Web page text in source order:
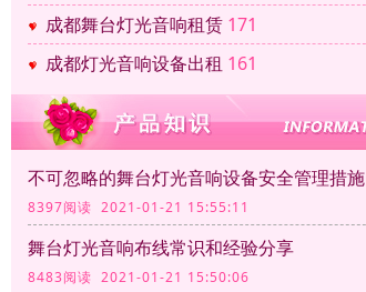
成都舞台灯光音响租赁 171
成都灯光音响设备出租 161
不可忽略的舞台灯光音响设备安全管理措施
8397阅读 2021-01-21 15:55:11
舞台灯光音响布线常识和经验分享
8483阅读 2021-01-21 15:50:06